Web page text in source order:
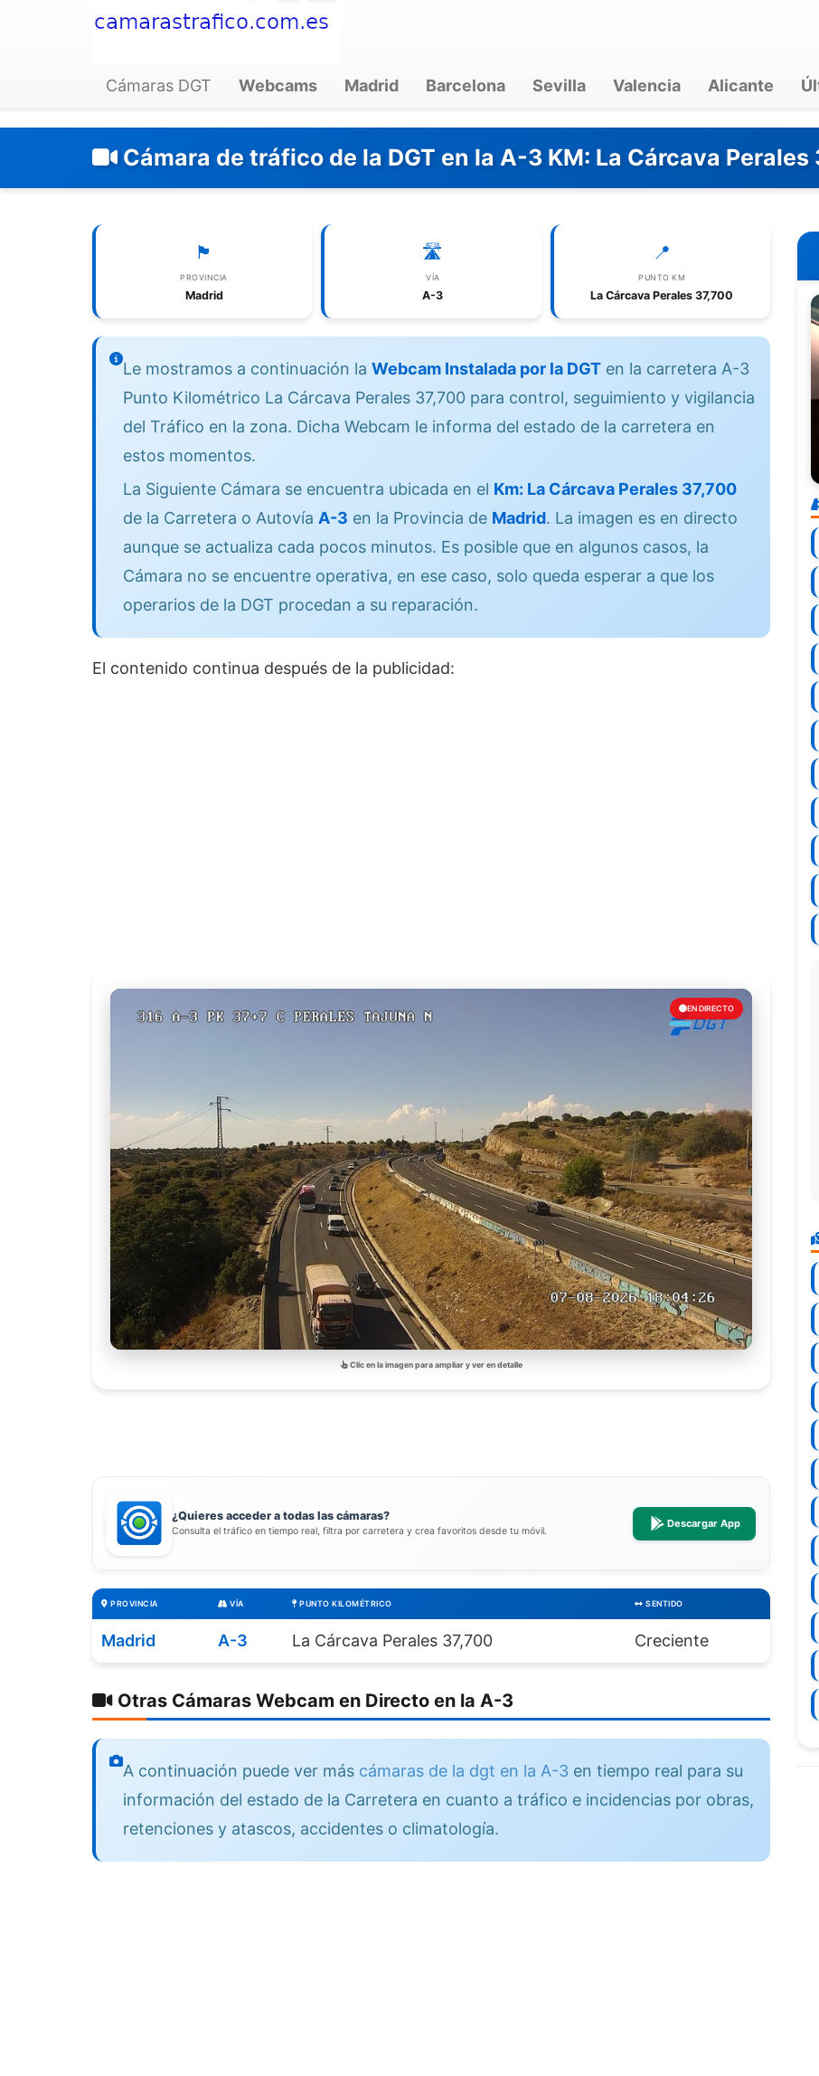
Cámaras DGT Webcams Madrid Barcelona Sevilla Valencia Alicante
Cámara de tráfico de la DGT en la A-3 KM: La Cárcava Perales
🏴
PROVINCIA
Madrid
🛣️
VÍA
A-3
📍
PUNTO KM
La Cárcava Perales 37,700
Le mostramos a continuación la Webcam Instalada por la DGT en la carretera A-3
Punto Kilométrico La Cárcava Perales 37,700 para control, seguimiento y vigilancia
del Tráfico en la zona. Dicha Webcam le informa del estado de la carretera en
estos momentos.
La Siguiente Cámara se encuentra ubicada en el Km: La Cárcava Perales 37,700
de la Carretera o Autovía A-3 en la Provincia de Madrid. La imagen es en directo
aunque se actualiza cada pocos minutos. Es posible que en algunos casos, la
Cámara no se encuentre operativa, en ese caso, solo queda esperar a que los
operarios de la DGT procedan a su reparación.
El contenido continua después de la publicidad:
EN DIRECTO
Clic en la imagen para ampliar y ver en detalle
¿Quieres acceder a todas las cámaras?
Consulta el tráfico en tiempo real, filtra por carretera y crea favoritos desde tu móvil.
Descargar App
PROVINCIA VÍA PUNTO KILOMÉTRICO SENTIDO
Madrid A-3 La Cárcava Perales 37,700 Creciente
Otras Cámaras Webcam en Directo en la A-3
A continuación puede ver más cámaras de la dgt en la A-3 en tiempo real para su
información del estado de la Carretera en cuanto a tráfico e incidencias por obras,
retenciones y atascos, accidentes o climatología.